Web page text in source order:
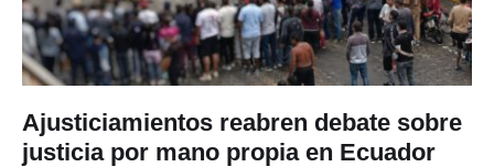
Ajusticiamientos reabren debate sobre
justicia por mano propia en Ecuador